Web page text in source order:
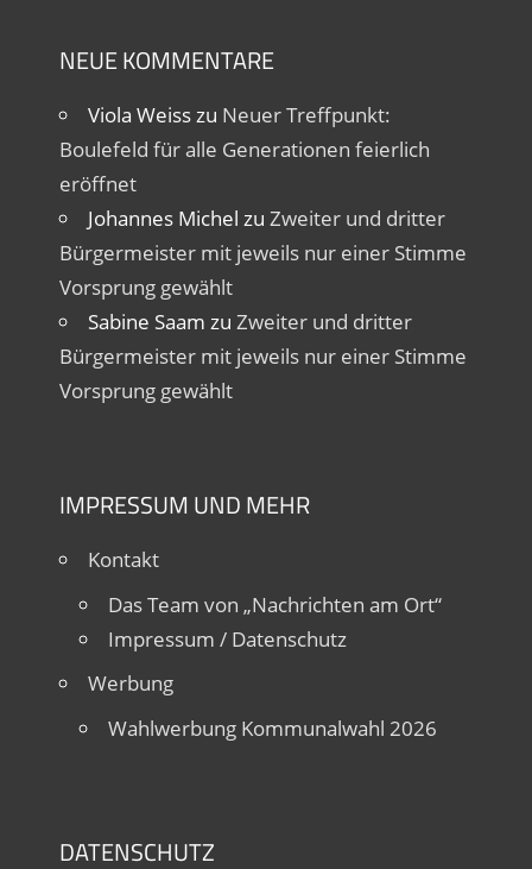
NEUE KOMMENTARE
Viola Weisszu Neuer Treffpunkt:
Boulefeld für alle Generationen feierlich
eröffnet
Johannes Michel zu Zweiter und dritter
Bürgermeister mit jeweils nur einer Stimme
Vorsprung gewählt
Sabine Saam zu Zweiter und dritter
Bürgermeister mit jeweils nur einer Stimme
Vorsprung gewählt
IMPRESSUM UND MEHR
Kontakt
Das Team von „Nachrichten am Ort“
Impressum / Datenschutz
Werbung
Wahlwerbung Kommunalwahl 2026
DATENSCHUTZ